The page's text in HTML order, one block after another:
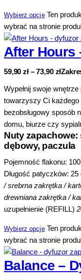
Wybierz opcje Ten
wybrać na stronie
After Hours
59,90zł – 73,90 zł
Wypełnij swoje
towarzyszy Ci
bezobsługowy sposób
domu, biurze czy
Nuty
dębowy, paczula
Pojemność flakonu:
Długość patyczków:
/ srebrna zakrętka /
drewniana zakrętka /
uzupełnienie (REFILL)
Wybierz opcje Ten
wybrać na stronie
Balance –